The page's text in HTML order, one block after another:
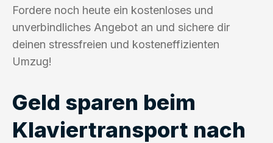
Fordere noch heute ein kostenloses und
unverbindliches Angebot an und sichere dir
deinen stressfreien und kosteneffizienten
Umzug!
Geld sparen beim
Klaviertransport nach